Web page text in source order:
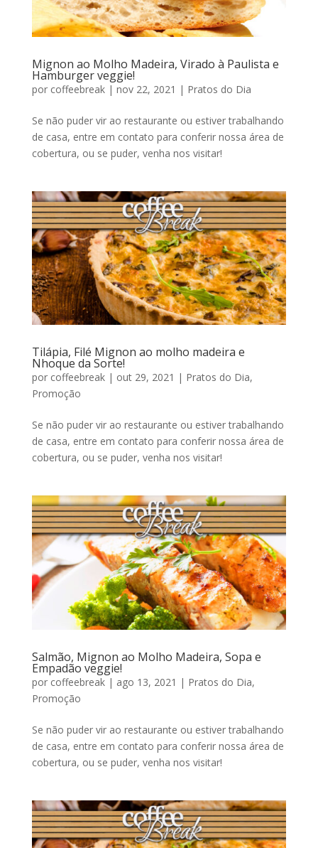
Mignon ao Molho Madeira, Virado à Paulista e
Hamburger veggie!
por coffeebreak| nov 22, 2021 | Pratos do Dia
Se não puder vir ao restaurante ou estiver trabalhando
de casa, entre em contato para conferir nossa área de
cobertura, ou se puder, venha nos visitar!
Tilápia, Filé Mignon ao molho madeira e
Nhoque da Sorte!
por coffeebreak| out 29, 2021 | Pratos do Dia,
Promoção
Se não puder vir ao restaurante ou estiver trabalhando
de casa, entre em contato para conferir nossa área de
cobertura, ou se puder, venha nos visitar!
Salmão, Mignon ao Molho Madeira, Sopa e
Empadão veggie!
por coffeebreak| ago 13, 2021 | Pratos do Dia,
Promoção
Se não puder vir ao restaurante ou estiver trabalhando
de casa, entre em contato para conferir nossa área de
cobertura, ou se puder, venha nos visitar!